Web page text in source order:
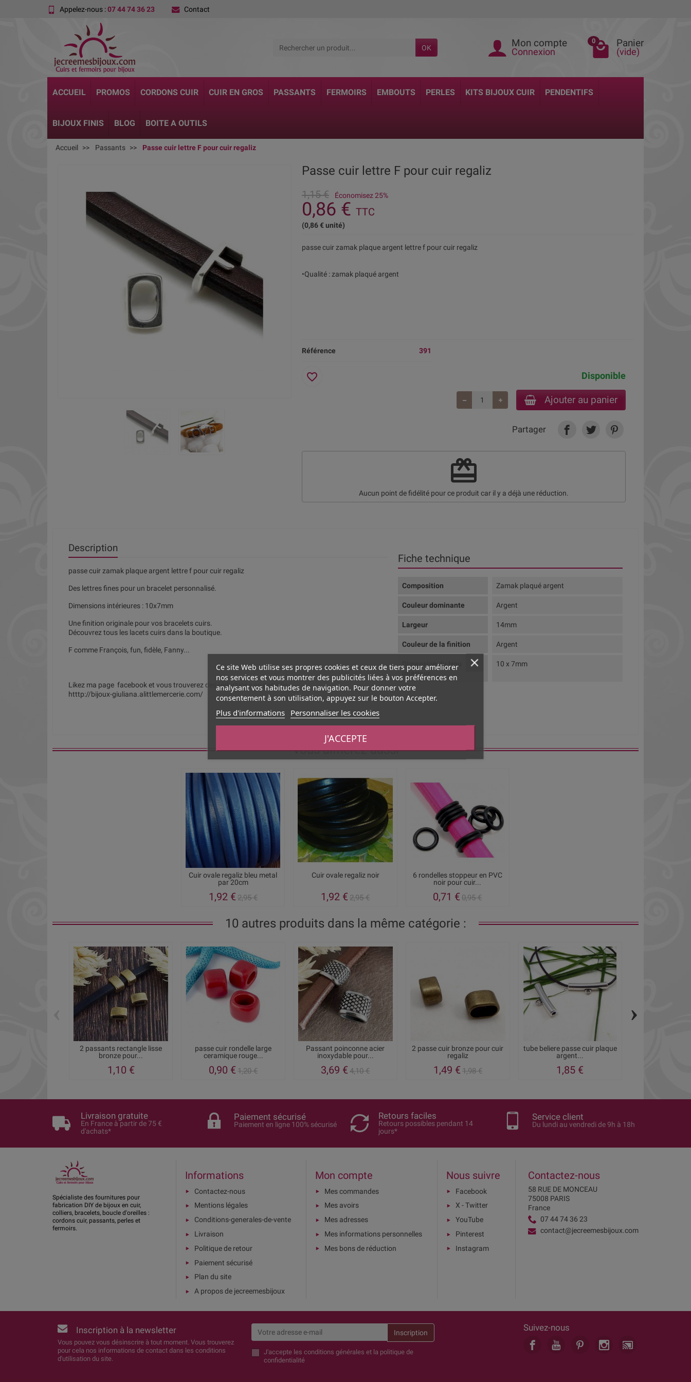
Appelez-nous :07 44 74 36 23 Contact
OK Mon compte
Connexion
0 Panier
(vide)
ACCUEIL PROMOS CORDONS CUIR CUIR EN GROS PASSANTS FERMOIRS EMBOUTS PERLES KITS BIJOUX CUIR PENDENTIFS
BIJOUX FINIS BLOG BOITE A OUTILS
Accueil Passants Passe cuir lettre F pour cuir regaliz
Passe cuir lettre F pour cuir regaliz
1,15 € Économisez 25%
0,86 € TTC
(0,86 € unité)
passe cuir zamak plaque argent lettre f pour cuir regaliz
•Qualité : zamak plaqué argent
Référence 391
Disponible
Ajouter au panier
favorite_border
Partager
redeem
Aucun point de fidélité pour ce produit car il y a déjà une réduction.
Description
passe cuir zamak plaque argent lettre f pour cuir regaliz
Des lettres fines pour un bracelet personnalisé.
Dimensions intérieures : 10x7mm
Une finition originale pour vos bracelets cuirs.
Découvrez tous les lacets cuirs dans la boutique.
F comme François, fun, fidèle, Fanny...
Likez ma page facebook et vous trouverez des réductions en pagaille :
htttp://bijoux-giuliana.alittlemercerie.com/
Fiche technique
Composition Zamak plaqué argent
Couleur dominante Argent
Largeur 14mm
Couleur de la finition Argent
Dimension du trou
intérieur
10 x 7mm
Vous aimerez aussi
Cuir ovale regaliz bleu metal
par 20cm
1,92 €2,95 €
Cuir ovale regaliz noir
1,92 €2,95 €
6 rondelles stoppeur en PVC
noir pour cuir...
0,71 € 0,95 €
10 autres produits dans la même catégorie :
2 passants rectangle lisse
bronze pour...
1,10 €
passe cuir rondelle large
ceramique rouge...
0,90 €1,20 €
Passant poinconne acier
inoxydable pour...
3,69 € 4,10 €
2 passe cuir bronze pour cuir
regaliz
1,49 €1,98 €
tube beliere passe cuir plaque
argent...
1,85 €
›
Livraison gratuite
En France à partir de 75 €
d'achats*
Paiement sécurisé
Paiement en ligne 100% sécurisé
Retours faciles
Retours possibles pendant 14
jours*
Service client
Du lundi au vendredi de 9h à 18h
Spécialiste des fournitures pour
fabrication DIY de bijoux en cuir,
colliers, bracelets, boucle d'oreilles :
cordons cuir, passants, perles et
fermoirs.
Informations
Contactez-nous
Mentions légales
Conditions-generales-de-vente
Livraison
Politique de retour
Paiement sécurisé
Plan du site
A propos de jecreemesbijoux
Mon compte
Mes commandes
Mes avoirs
Mes adresses
Mes informations personnelles
Mes bons de réduction
Nous suivre
Facebook
X - Twitter
YouTube
Pinterest
Instagram
Contactez-nous
58 RUE DE MONCEAU
75008 PARIS
France
07 44 74 36 23
contact@jecreemesbijoux.com
Ce site Web utilise ses propres cookies et ceux de tiers pour améliorer
nos services et vous montrer des publicités liées à vos préférences en
analysant vos habitudes de navigation. Pour donner votre
consentement à son utilisation, appuyez sur le bouton Accepter.
Plus d'informations Personnaliser les cookies
J'ACCEPTE
Inscription à la newsletter
Vous pouvez vous désinscrire à tout moment. Vous trouverez
pour cela nos informations de contact dans les conditions
d'utilisation du site.
J'accepte les conditions générales et la politique de
confidentialité
Suivez-nous